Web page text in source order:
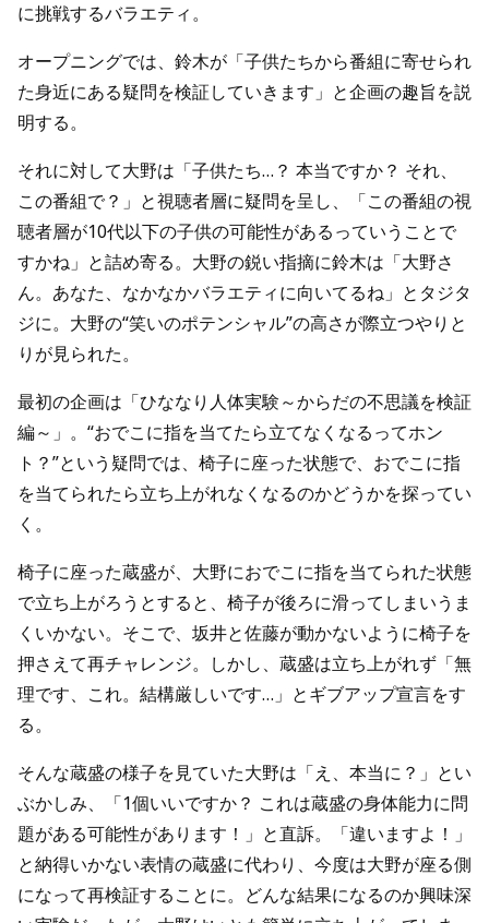
に挑戦するバラエティ。
オープニングでは、鈴木が「子供たちから番組に寄せられ
た身近にある疑問を検証していきます」と企画の趣旨を説
明する。
それに対して大野は「子供たち…？ 本当ですか？ それ、
この番組で？」と視聴者層に疑問を呈し、「この番組の視
聴者層が10代以下の子供の可能性があるっていうことで
すかね」と詰め寄る。大野の鋭い指摘に鈴木は「大野さ
ん。あなた、なかなかバラエティに向いてるね」とタジタ
ジに。大野の“笑いのポテンシャル”の高さが際立つやりと
りが見られた。
最初の企画は「ひななり人体実験～からだの不思議を検証
編～」。“おでこに指を当てたら立てなくなるってホン
ト？”という疑問では、椅子に座った状態で、おでこに指
を当てられたら立ち上がれなくなるのかどうかを探ってい
く。
椅子に座った蔵盛が、大野におでこに指を当てられた状態
で立ち上がろうとすると、椅子が後ろに滑ってしまいうま
くいかない。そこで、坂井と佐藤が動かないように椅子を
押さえて再チャレンジ。しかし、蔵盛は立ち上がれず「無
理です、これ。結構厳しいです…」とギブアップ宣言をす
る。
そんな蔵盛の様子を見ていた大野は「え、本当に？」とい
ぶかしみ、「1個いいですか？ これは蔵盛の身体能力に問
題がある可能性があります！」と直訴。「違いますよ！」
と納得いかない表情の蔵盛に代わり、今度は大野が座る側
になって再検証することに。どんな結果になるのか興味深